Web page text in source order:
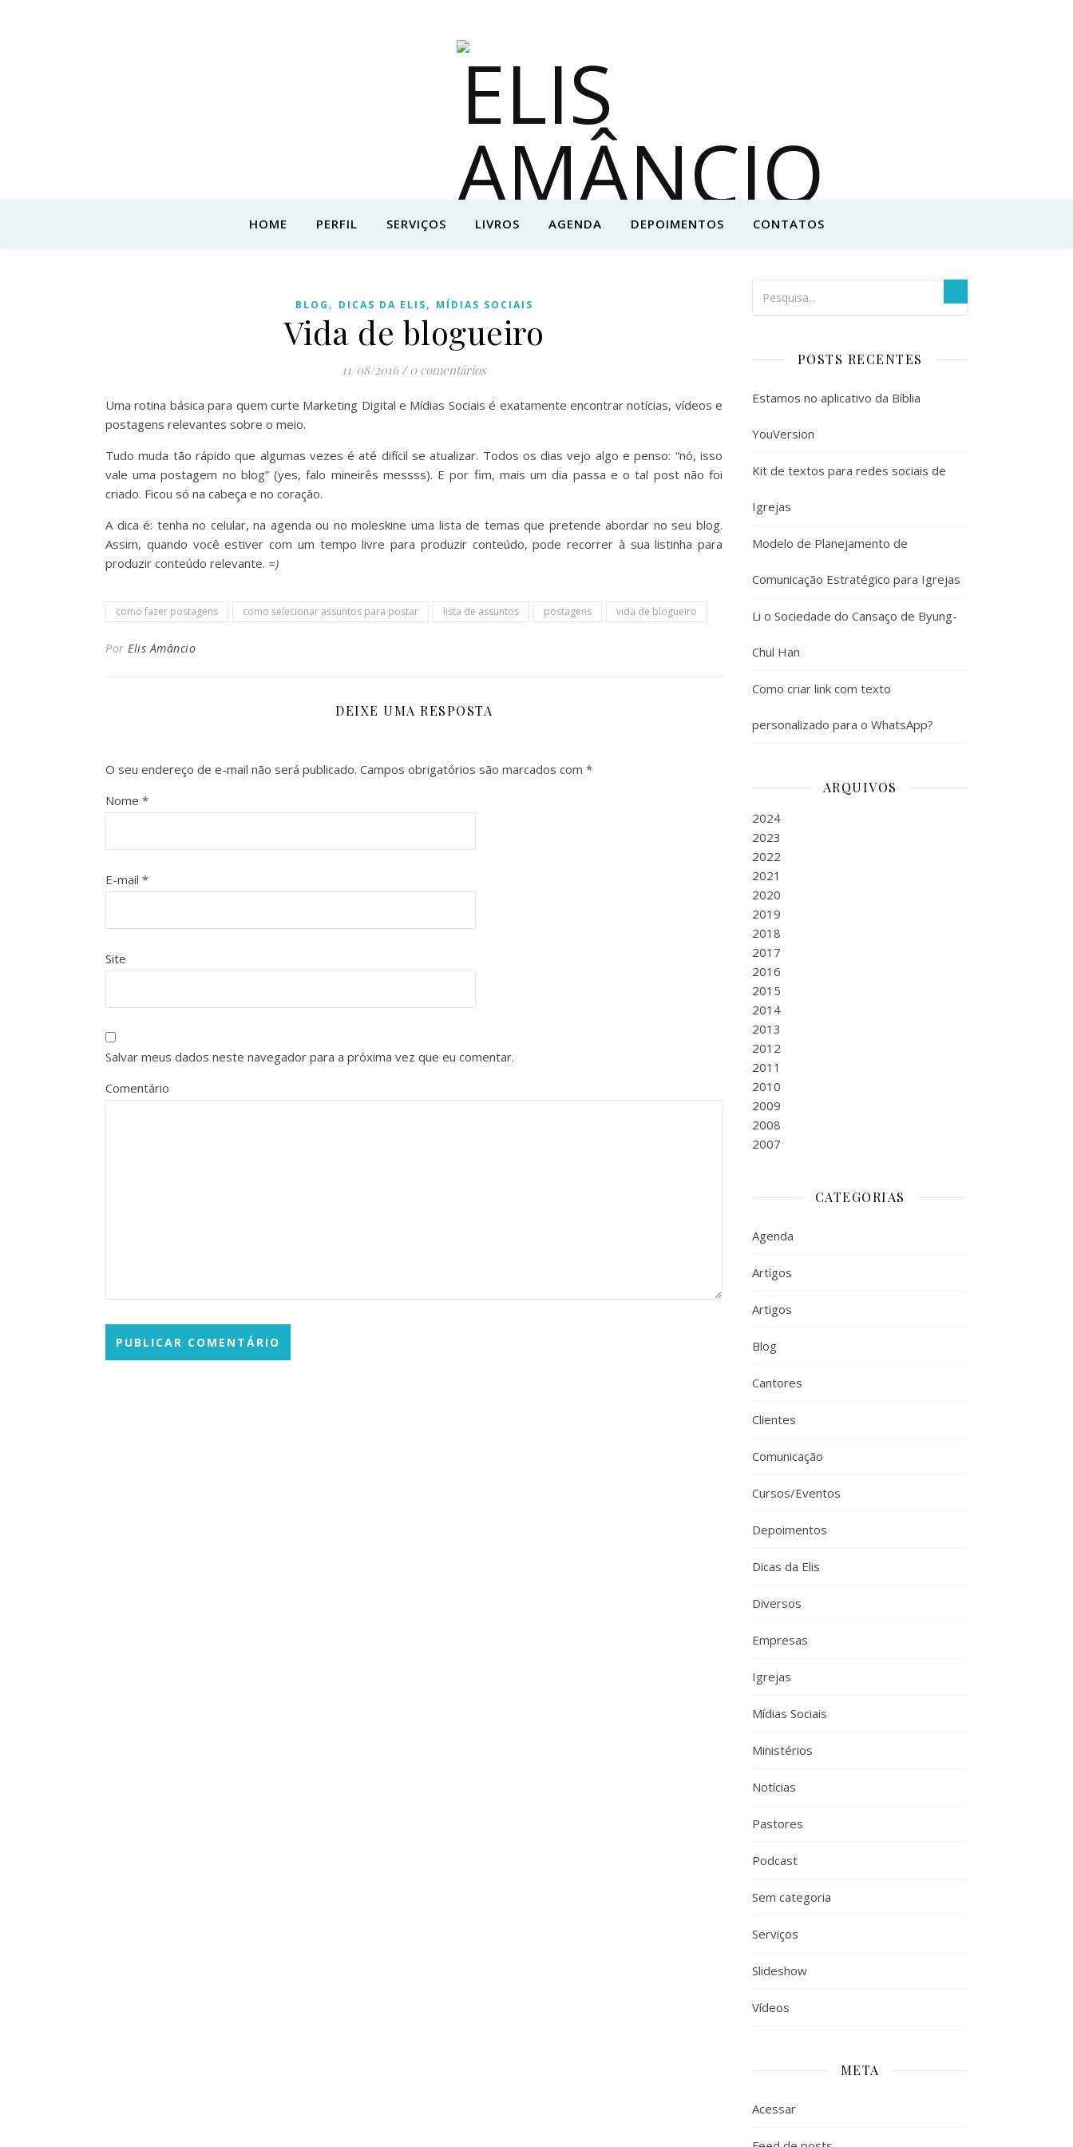
HOME PERFIL SERVIÇOS LIVROS AGENDA DEPOIMENTOS CONTATOS
BLOG , DICAS DA ELIS, MÍDIAS SOCIAIS
Vida de blogueiro
11/08/2016 / 0 comentários
Uma rotina básica para quem curte Marketing Digital e Mídias Sociais é exatamente encontrar notícias, vídeos e
postagens relevantes sobre o meio.
Tudo muda tão rápido que algumas vezes é até difícil se atualizar. Todos os dias vejo algo e penso: “nó, isso
vale uma postagem no blog” (yes, falo mineirês messss). E por fim, mais um dia passa e o tal post não foi
criado. Ficou só na cabeça e no coração.
A dica é: tenha no celular, na agenda ou no moleskine uma lista de temas que pretende abordar no seu blog.
Assim, quando você estiver com um tempo livre para produzir conteúdo, pode recorrer à sua listinha para
produzir conteúdo relevante. =)
como fazer postagens como selecionar assuntos para postar lista de assuntos postagens vida de blogueiro
Por Elis Amâncio
DEIXE UMA RESPOSTA
O seu endereço de e-mail não será publicado. Campos obrigatórios são marcados com *
Nome *
E-mail *
Site
Salvar meus dados neste navegador para a próxima vez que eu comentar.
Comentário
POSTS RECENTES
Estamos no aplicativo da Bíblia
YouVersion
Kit de textos para redes sociais de
Igrejas
Modelo de Planejamento de
Comunicação Estratégico para Igrejas
Li o Sociedade do Cansaço de Byung-
Chul Han
Como criar link com texto
personalizado para o WhatsApp?
ARQUIVOS
2024
2023
2022
2021
2020
2019
2018
2017
2016
2015
2014
2013
2012
2011
2010
2009
2008
2007
CATEGORIAS
Agenda
Artigos
Artigos
Blog
Cantores
Clientes
Comunicação
Cursos/Eventos
Depoimentos
Dicas da Elis
Diversos
Empresas
Igrejas
Mídias Sociais
Ministérios
Notícias
Pastores
Podcast
Sem categoria
Serviços
Slideshow
Vídeos
META
Acessar